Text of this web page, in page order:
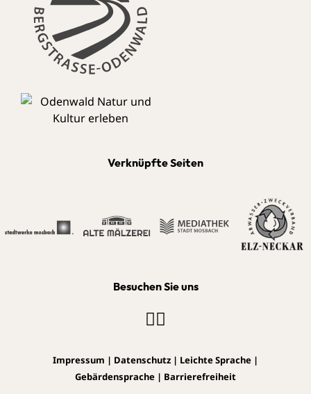
Verknüpfte Seiten
Besuchen Sie uns
Impressum | Datenschutz | Leichte Sprache |
Gebärdensprache | Barrierefreiheit